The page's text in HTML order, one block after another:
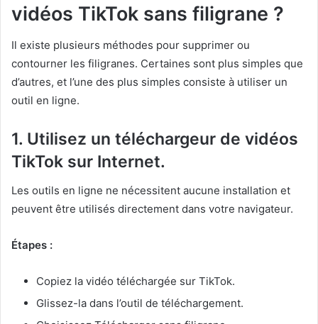
vidéos TikTok sans filigrane ?
Il existe plusieurs méthodes pour supprimer ou
contourner les filigranes. Certaines sont plus simples que
d’autres, et l’une des plus simples consiste à utiliser un
outil en ligne.
1. Utilisez un téléchargeur de vidéos
TikTok sur Internet.
Les outils en ligne ne nécessitent aucune installation et
peuvent être utilisés directement dans votre navigateur.
Étapes :
Copiez la vidéo téléchargée sur TikTok.
Glissez-la dans l’outil de téléchargement.